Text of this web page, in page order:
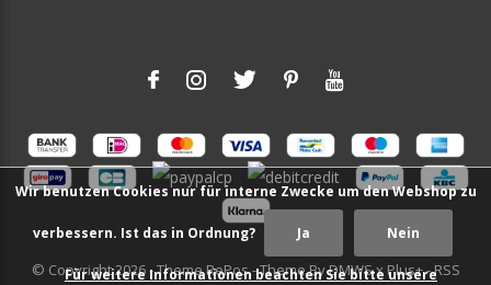
© Copyright2026- Theme RePos - Theme ByDMWSx Plus+-RSS
Wir benutzen Cookies nur für interne Zwecke um den Webshop zu
verbessern. Ist das in Ordnung? Ja Nein
Für weitere Informationen beachten Sie bitte unsere